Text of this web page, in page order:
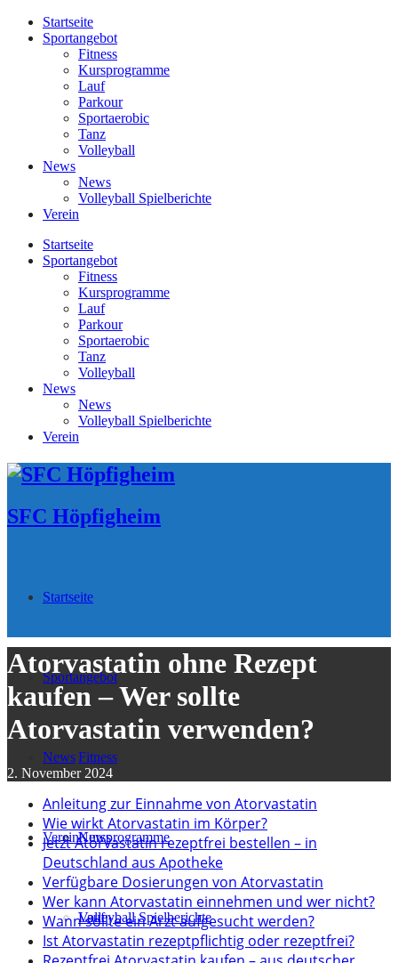
Startseite
Sportangebot
Fitness
Kursprogramme
Lauf
Parkour
Sportaerobic
Tanz
Volleyball
News
News
Volleyball Spielberichte
Verein
Startseite
Sportangebot
Fitness
Kursprogramme
Lauf
Parkour
Sportaerobic
Tanz
Volleyball
News
News
Volleyball Spielberichte
Verein
SFC Höpfigheim
Startseite
Sportangebot
Fitness
Kursprogramme
Lauf
News
News
Volleyball Spielberichte
Verein
Atorvastatin ohne Rezept
kaufen – Wer sollte
Atorvastatin verwenden?
2. November 2024
Anleitung zur Einnahme von Atorvastatin
Wie wirkt Atorvastatin im Körper?
Jetzt Atorvastatin rezeptfrei bestellen – in
Deutschland aus Apotheke
Verfügbare Dosierungen von Atorvastatin
Wer kann Atorvastatin einnehmen und wer nicht?
Wann sollte ein Arzt aufgesucht werden?
Ist Atorvastatin rezeptpflichtig oder rezeptfrei?